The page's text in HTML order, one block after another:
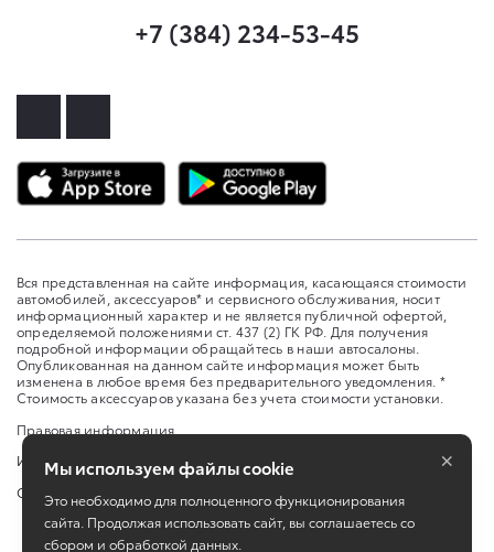
+7 (384) 234-53-45
Вся представленная на сайте информация, касающаяся стоимости
автомобилей, аксессуаров* и сервисного обслуживания, носит
информационный характер и не является публичной офертой,
определяемой положениями ст. 437 (2) ГК РФ. Для получения
подробной информации обращайтесь в наши автосалоны.
Опубликованная на данном сайте информация может быть
изменена в любое время без предварительного уведомления. *
Стоимость аксессуаров указана без учета стоимости установки.
Правовая информация
Изменить настройку cookies
Сбросить cookie
Мы используем файлы cookie
Это необходимо для полноценного функционирования
сайта. Продолжая использовать сайт, вы соглашаетесь со
сбором и обработкой данных.
×